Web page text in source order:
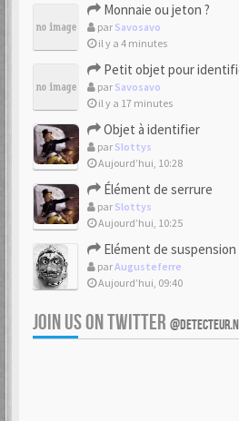
Monnaie ou jeton ?
par Savosavo
il y a 4 minutes
Petit objet pour
par Savosavo
il y a 17 minutes
Objet à identifier
par Slottys
Aujourd’hui, 10:28
Élément de serrure
par Slottys
Aujourd’hui, 10:25
Elément de
parAugusteferre
Aujourd’hui, 09:40
JOIN US ON TWITTER